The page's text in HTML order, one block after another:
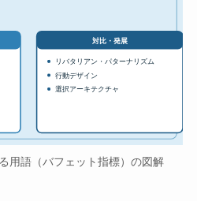
対比・発展
リバタリアン・パターナリズム
行動デザイン
選択アーキテクチャ
用語（バフェット指標）の図解